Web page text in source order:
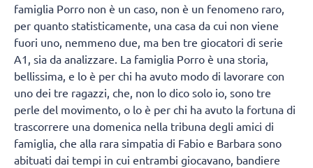
famiglia Porro non è un caso, non è un fenomeno raro,
per quanto statisticamente, una casa da cui non viene
fuori uno, nemmeno due, ma ben tre giocatori di serie
A1, sia da analizzare. La famiglia Porro è una storia,
bellissima, e lo è per chi ha avuto modo di lavorare con
uno dei tre ragazzi, che, non lo dico solo io, sono tre
perle del movimento, o lo è per chi ha avuto la fortuna di
trascorrere una domenica nella tribuna degli amici di
famiglia, che alla rara simpatia di Fabio e Barbara sono
abituati dai tempi in cui entrambi giocavano, bandiere